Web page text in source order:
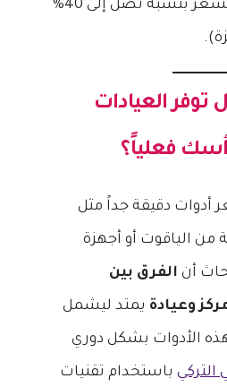
ترفع نسب نجاح استزراع الشعر بنسبة تصل إلى 40%
توفر العيادات
فعلياً؟
أدوات دقيقة جداً مثل
الياقوت أو أجهزة
أن الفرق بين
وعيادة يمتد ليشمل
الأدوات بشكل دوري
التركي باستخدام تقنيات